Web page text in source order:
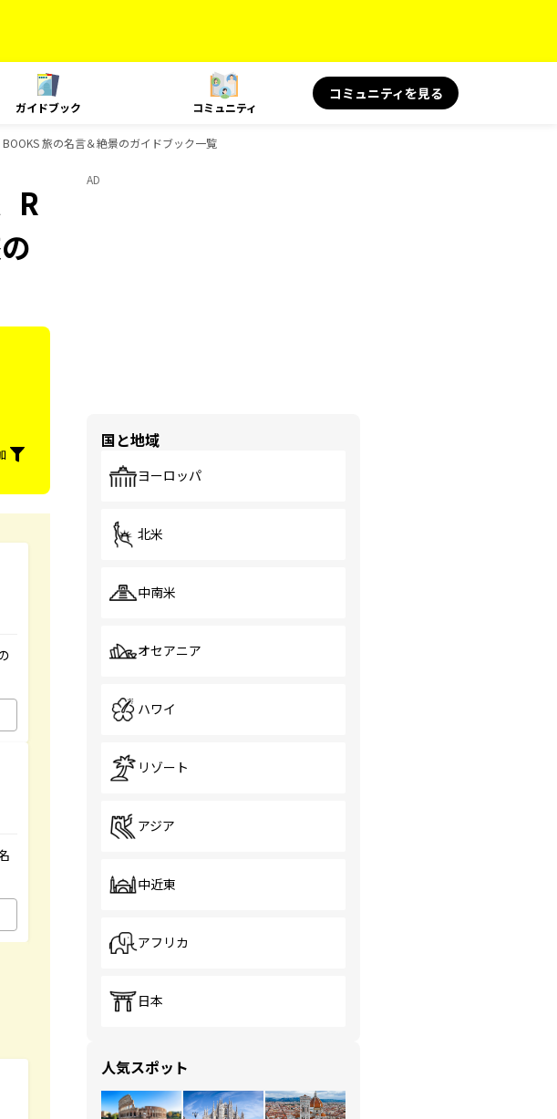
ガイドブック コミュニティ
コミュニティを見る
旅の名言＆絶景のガイドブック一覧
R
AD
国と地域
ヨーロッパ
北米
中南米
オセアニア
ハワイ
リゾート
アジア
中近東
アフリカ
日本
人気スポット